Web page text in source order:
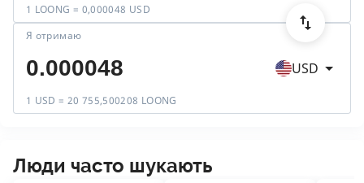
1 LOONG = 0,000048 USD
Я отримаю
1 USD = 20 755,500208 LOONG
USD
Люди часто шукають